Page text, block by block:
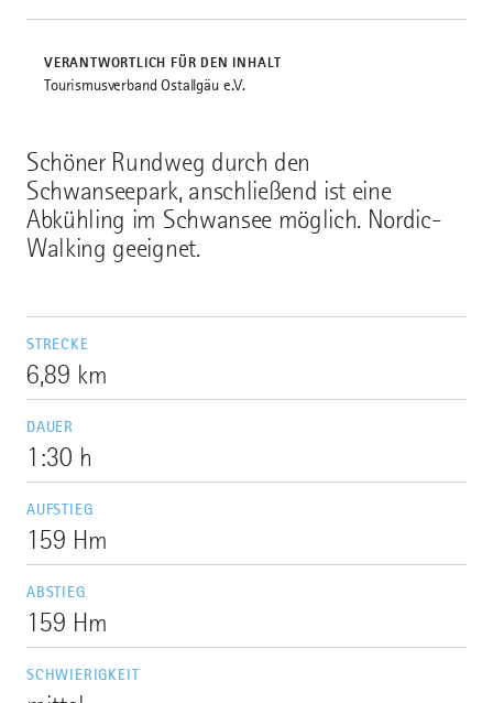
Schöner Rundweg durch den
Schwanseepark, anschließend ist eine
Abkühling im Schwansee möglich. Nordic-
Walking geeignet.
STRECKE
6,89 km
DAUER
1:30 h
AUFSTIEG
159 Hm
ABSTIEG
159 Hm
SCHWIERIGKEIT
VERANTWORTLICH FÜR DEN INHALT
Tourismusverband Ostallgäu e.V.